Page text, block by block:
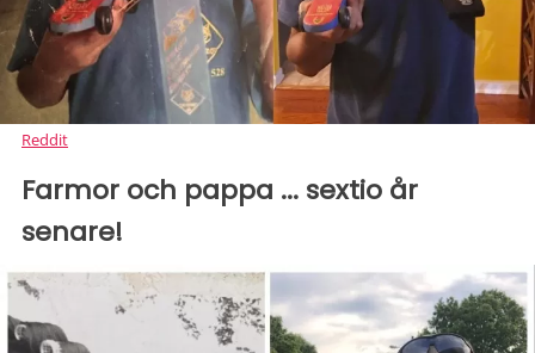
Reddit
Farmor och pappa ... sextio år
senare!